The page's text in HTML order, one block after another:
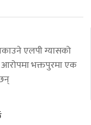
एलपी ग्यासको
भक्तपुरमा एक